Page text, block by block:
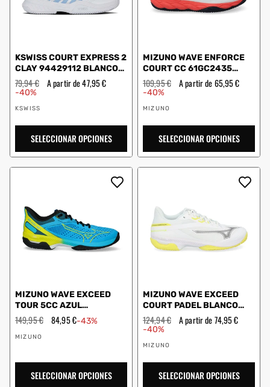
KSWISS COURT EXPRESS 2
CLAY 94429112 BLANCO
MUJER
Precio
habitual
79,94 € Precio
de
A partir de 47,95 €
-40%
Proveedor:
KSWISS
SELECCIONAR OPCIONES
MIZUNO WAVE ENFORCE
COURT CC 61GC2435
BLANCO/CORAL
Precio
habitual
109,95 € Precio
de
A partir de 65,95 €
-40%
Proveedor:
MIZUNO
SELECCIONAR OPCIONES
MIZUNO WAVE EXCEED
TOUR 5CC AZUL
61GC227425
Precio
habitual
149,95 € Precio
de
84,95 €-43%
Proveedor:
MIZUNO
SELECCIONAR OPCIONES
MIZUNO WAVE EXCEED
COURT PADEL BLANCO
MUJER 61GB2523
Precio
habitual
124,94 € Precio
de
A partir de 74,95 €
-40%
Proveedor:
MIZUNO
SELECCIONAR OPCIONES